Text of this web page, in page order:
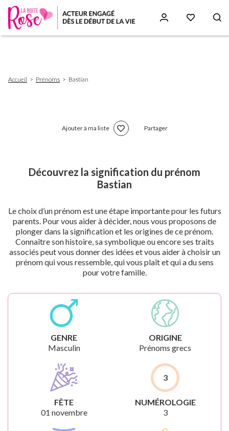
d'Ariane
Accueil Prénoms Bastian
Ajouter à ma liste Partager
Découvrez la signification du prénom
Bastian
Le choix d’un prénom est une étape importante pour les futurs
parents. Pour vous aider à décider, nous vous proposons de
plonger dans la signification et les origines de ce prénom.
Connaître son histoire, sa symbolique ou encore ses traits
associés peut vous donner des idées et vous aider à choisir un
prénom qui vous ressemble, qui vous plaît et qui a du sens
pour votre famille.
GENRE
Masculin
ORIGINE
Prénoms grecs
FÊTE
01 novembre
3
NUMÉROLOGIE
3